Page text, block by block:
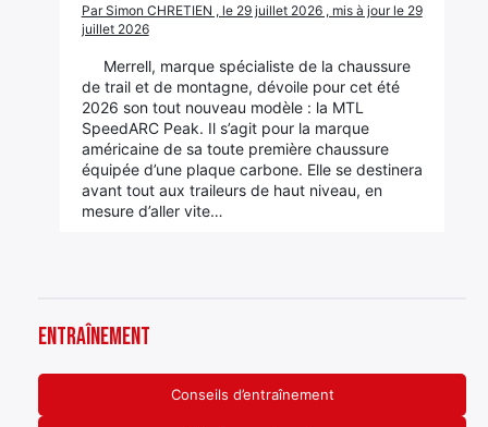
Par Simon CHRETIEN , le 29 juillet 2026 , mis à jour le 29
juillet 2026
Merrell, marque spécialiste de la chaussure
de trail et de montagne, dévoile pour cet été
2026 son tout nouveau modèle : la MTL
SpeedARC Peak. Il s’agit pour la marque
américaine de sa toute première chaussure
équipée d’une plaque carbone. Elle se destinera
avant tout aux traileurs de haut niveau, en
mesure d’aller vite…
Entraînement
Conseils d’entraînement